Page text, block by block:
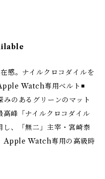
感。ナイルクロコダイルを
Watch専用ベルト◾️
のあるグリーンのマット
峰「ナイルクロコダイル
し、「無二」主宰・宮崎泰
Apple Watch専用の高級時